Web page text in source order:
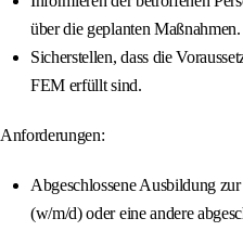
über die geplanten Maßnahmen.
Sicherstellen, dass die
FEM erfüllt sind.
Anforderungen:
Abgeschlossene Ausbildung
(w/m/d) oder eine andere